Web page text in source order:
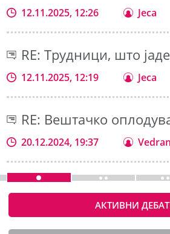
12.11.2025, 12:26 Jeca
RE: Трудници, што
12.11.2025, 12:19 Jeca
RE: Вештачко
20.12.2024, 19:37
АКТИВНИ